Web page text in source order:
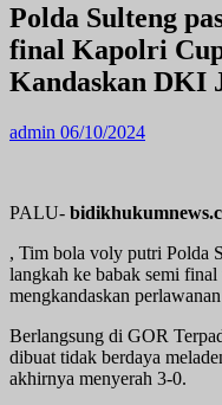
Polda Sulteng
final Kapolri Cup
Kandaskan DKI
admin 06/10/2024
PALU-
, Tim bola voly putri Polda
langkah ke babak semi
mengkandaskan
Berlangsung di GOR
dibuat tidak berdaya
akhirnya menyerah 3-0.